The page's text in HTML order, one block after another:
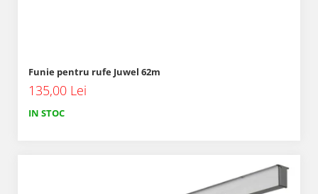
Funie pentru rufe Juwel 62m
135,00 Lei
IN STOC